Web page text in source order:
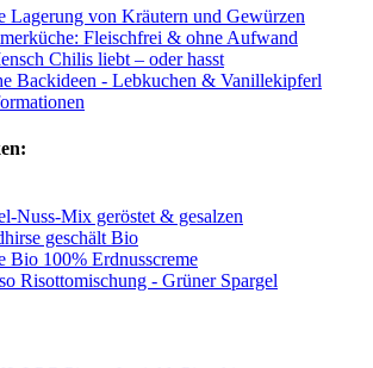
Lagerung von Kräutern und Gewürzen
Fleischfrei & ohne Aufwand
Chilis liebt – oder hasst
Backideen - Lebkuchen & Vanillekipferl
Nuss-Mix geröstet & gesalzen
geschält Bio
Bio 100% Erdnusscreme
Risottomischung - Grüner Spargel